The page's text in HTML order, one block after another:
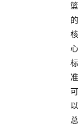
篮
的
核
心
标
准
可
以
总